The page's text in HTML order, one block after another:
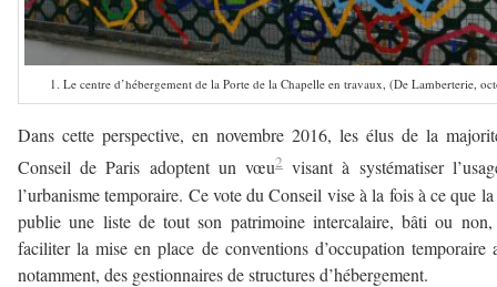
1. Le centre d’hébergement de la Porte de la Chapelle en travaux, (De Lamberterie,
Dans cette perspective, en novembre 2016, les élus de la
Conseil de Paris adoptent un vœu2 visant à systématiser
l’urbanisme temporaire. Ce vote du Conseil vise à la fois à ce que
publie une liste de tout son patrimoine intercalaire, bâti ou
faciliter la mise en place de conventions d’occupation temporaire
notamment, des gestionnaires de structures d’hébergement.